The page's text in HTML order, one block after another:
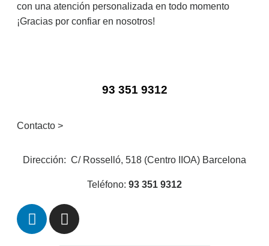
con una atención personalizada en todo momento
¡Gracias por confiar en nosotros!
93 351 9312
Contacto >
Dirección: C/ Rosselló, 518 (Centro IIOA) Barcelona
Teléfono: 93 351 9312